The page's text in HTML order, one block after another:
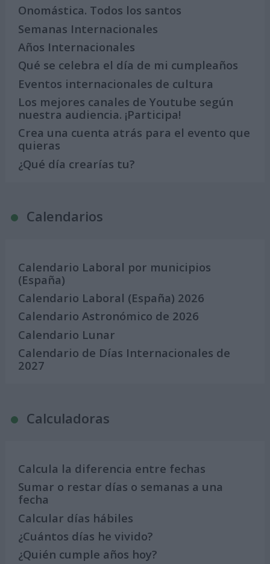
Onomástica. Todos los santos
Semanas Internacionales
Años Internacionales
Qué se celebra el día de mi cumpleaños
Eventos internacionales de cultura
Los mejores canales de Youtube según
nuestra audiencia. ¡Participa!
Crea una cuenta atrás para el evento que
quieras
¿Qué día crearías tu?
Calendarios
Calendario Laboral por municipios
(España)
Calendario Laboral (España) 2026
Calendario Astronómico de 2026
Calendario Lunar
Calendario de Días Internacionales de
2027
Calculadoras
Calcula la diferencia entre fechas
Sumar o restar días o semanas a una
fecha
Calcular días hábiles
¿Cuántos días he vivido?
¿Quién cumple años hoy?